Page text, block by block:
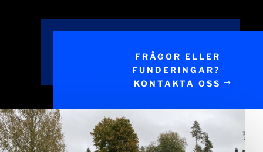
FRÅGOR ELLER
FUNDERINGAR?
KONTAKTA OSS